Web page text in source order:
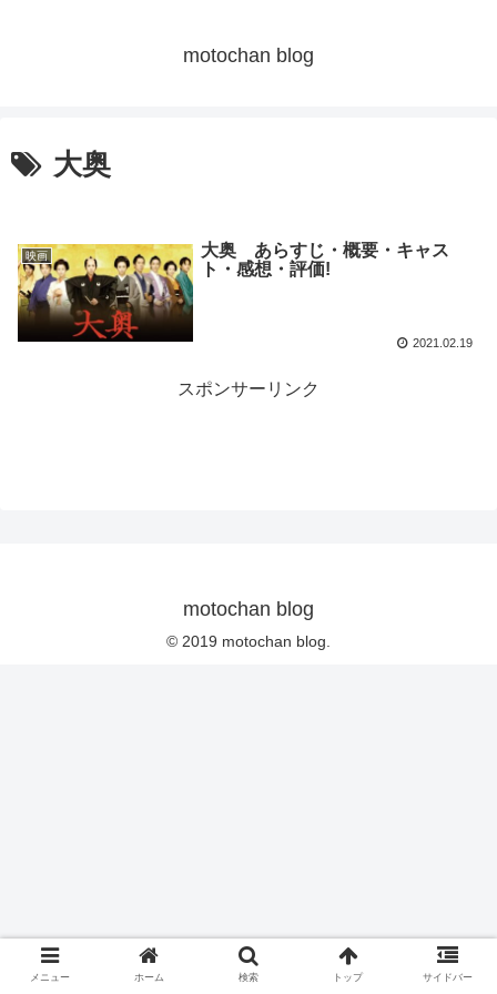
motochan blog
大奥
映画
大奥 あらすじ・概要・キャス
ト・感想・評価!
2021.02.19
スポンサーリンク
motochan blog
© 2019 motochan blog.
メニュー ホーム 検索 トップ サイドバー